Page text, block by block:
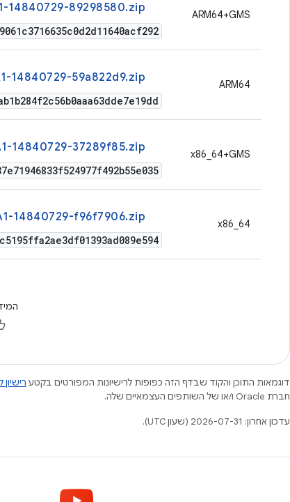
ARM64+GMS
14840729-89298580.zip
ARM64
14840729-59a822d9.zip
x86_64+GMS
14840729-37289f85.zip
x86_64
14840729-f96f7906.zip
דוגמאות התוכן והקוד שבדף הזה כפופות לרישיונות המפורטים בקטע רישיון
חברת Oracle ו/או של השותפים העצמאיים שלה.
עדכון אחרון: 2026-07-31 (שעון UTC).